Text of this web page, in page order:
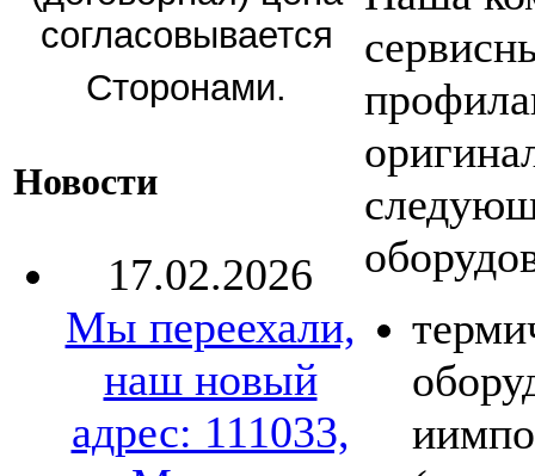
согласовывается
Сторонами.
Новости
17.02.2026
Мы переехали,
наш новый
адрес: 111033,